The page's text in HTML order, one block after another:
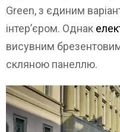
Green, з єдиним
інтер’єром. Однак
висувним
скляною панеллю.